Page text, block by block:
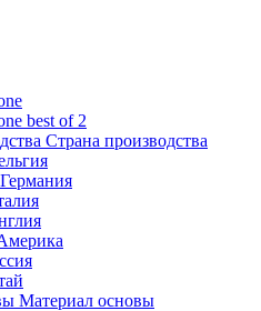
best of 2
Страна производства
Германия
Материал основы